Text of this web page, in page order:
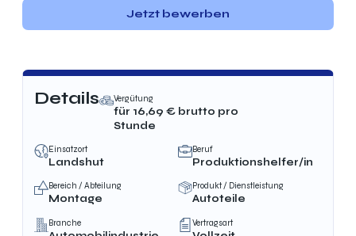
Jetzt bewerben
Details Vergütung
für 16,69 € brutto pro
Stunde
Einsatzort
Landshut
Beruf
Produktionshelfer/in
Bereich / Abteilung
Montage
Produkt / Dienstleistung
Autoteile
Branche Vertragsart